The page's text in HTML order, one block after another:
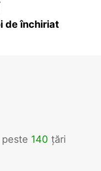
de închiriat
140 țări